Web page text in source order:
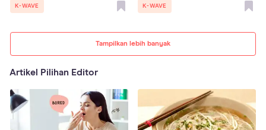
Tampilkan lebih banyak
K-WAVE K-WAVE
Artikel Pilihan Editor